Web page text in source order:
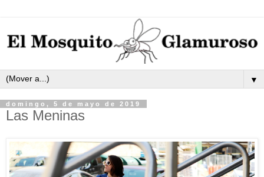
▼
domingo, 5 de mayo de 2019
Las Meninas